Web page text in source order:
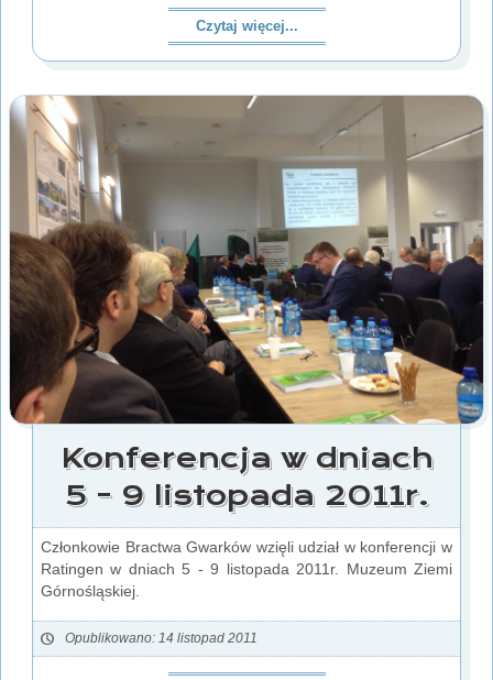
Czytaj więcej...
Konferencja w dniach
5 - 9 listopada 2011r.
Członkowie Bractwa Gwarków wzięli udział w konferencji w
Ratingen w dniach 5 - 9 listopada 2011r. Muzeum Ziemi
Górnośląskiej.
Opublikowano: 14 listopad 2011